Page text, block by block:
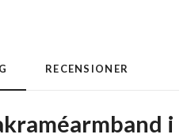
RECENSIONER
i